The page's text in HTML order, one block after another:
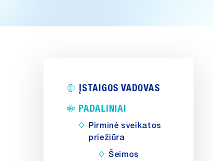
ĮSTAIGOS VADOVAS
PADALINIAI
Pirminė sveikatos
priežiūra
Šeimos